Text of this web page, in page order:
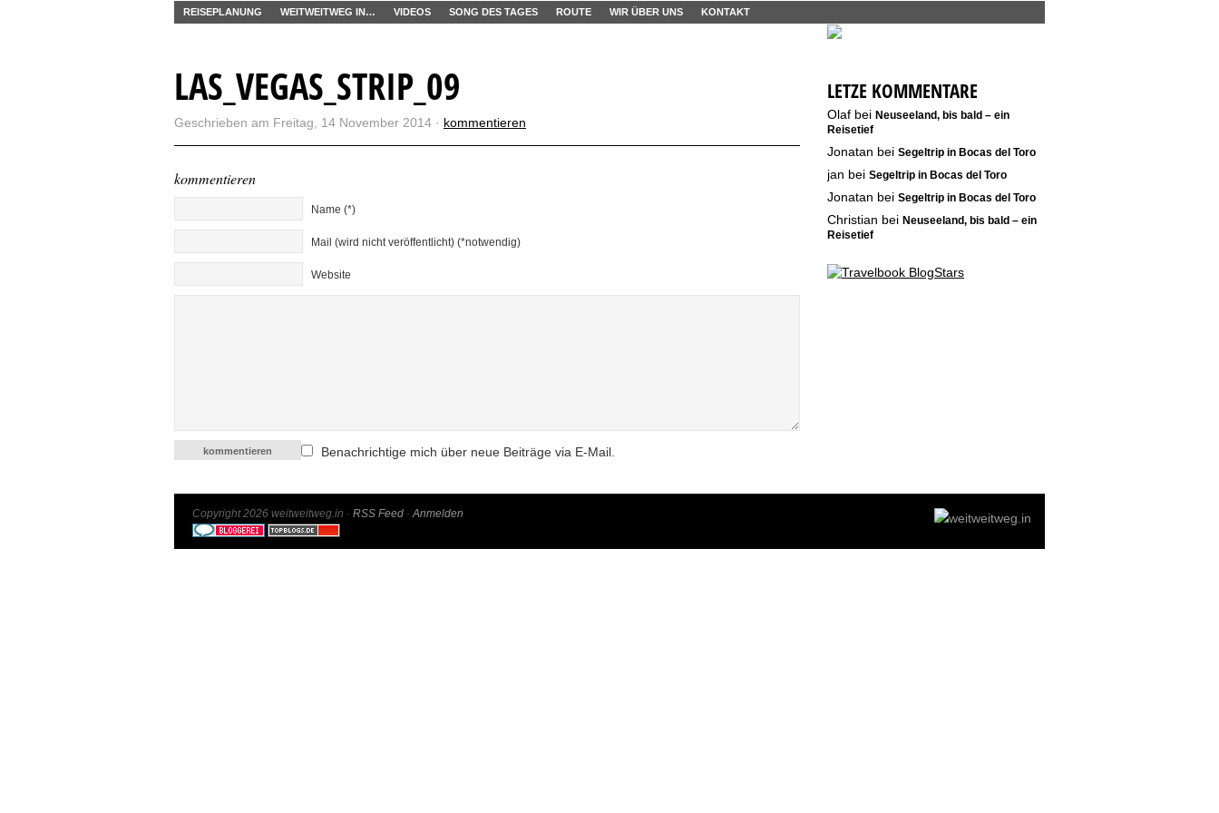
REISEPLANUNG WEITWEITWEG IN… VIDEOS SONG DES TAGES ROUTE WIR ÜBER UNS KONTAKT
LAS_VEGAS_STRIP_09
Geschrieben am Freitag, 14 November 2014 · kommentieren
kommentieren
Name (*)
Mail (wird nicht veröffentlicht) (*notwendig)
Website
Benachrichtige mich über neue Beiträge via E-Mail.
LETZE KOMMENTARE
Olaf bei Neuseeland, bis bald – ein
Reisetief
Jonatan bei Segeltrip in Bocas del Toro
jan bei Segeltrip in Bocas del Toro
Jonatan bei Segeltrip in Bocas del Toro
Christian bei Neuseeland, bis bald – ein
Reisetief
Copyright 2026 weitweitweg.in · RSS Feed ·Anmelden